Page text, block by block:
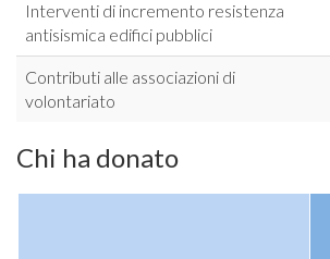
Interventi di incremento resistenza
antisismica edifici pubblici
Contributi alle associazioni di
volontariato
Chi ha donato